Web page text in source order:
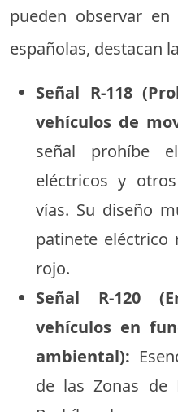
pueden observar
españolas, destacan
Señal R-118
vehículos de
señal prohíbe
eléctricos y
vías. Su diseño
patinete
rojo.
Señal R-120
vehículos en
ambiental):
de las Zonas de